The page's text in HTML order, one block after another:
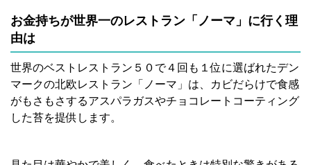
お金持ちが世界一のレストラン「ノーマ」に行く理
由は
世界のベストレストラン５０で４回も１位に選ばれたデン
マークの北欧レストラン「ノーマ」は、カビだらけで食感
がもさもさするアスパラガスやチョコレートコーティング
した苔を提供します。